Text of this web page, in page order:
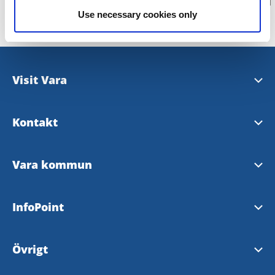
Use necessary cookies only
Visit Vara
Tipsa om evenemang
Kontakt
kommun@vara.se
Vara kommun
Stora Torget 8, Vara
InfoPoint
Se alla Info Points här
Övrigt